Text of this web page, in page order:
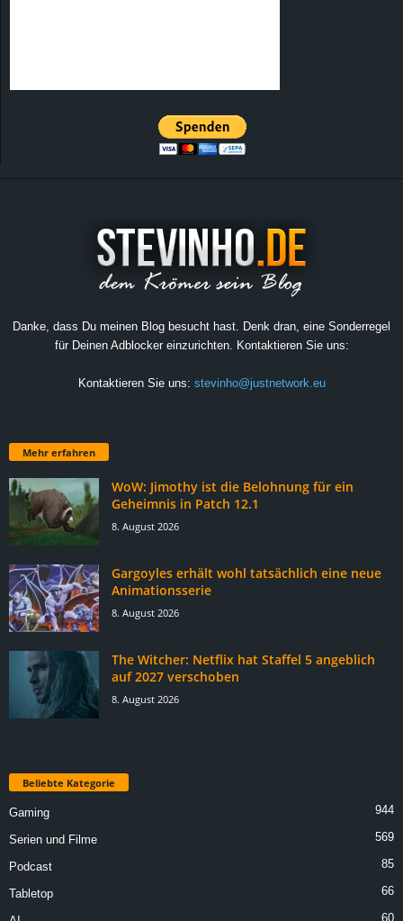
Danke, dass Du meinen Blog besucht hast. Denk dran, eine Sonderregel
für Deinen Adblocker einzurichten. Kontaktieren Sie uns:
Kontaktieren Sie uns: stevinho@justnetwork.eu
Mehr erfahren
WoW: Jimothy ist die Belohnung für ein
Geheimnis in Patch 12.1
8. August 2026
Gargoyles erhält wohl tatsächlich eine neue
Animationsserie
8. August 2026
The Witcher: Netflix hat Staffel 5 angeblich
auf 2027 verschoben
8. August 2026
Beliebte Kategorie
Gaming 944
Serien und Filme 569
Podcast 85
Tabletop 66
60